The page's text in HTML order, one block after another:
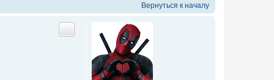
Вернуться к началу
Цитата